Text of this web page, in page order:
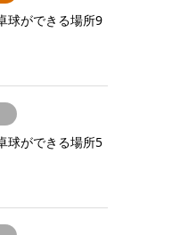
球ができる場所9
球ができる場所5